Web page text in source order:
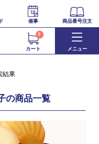
催事 商品番号注文
カート
0
メニュー
結果
の商品一覧